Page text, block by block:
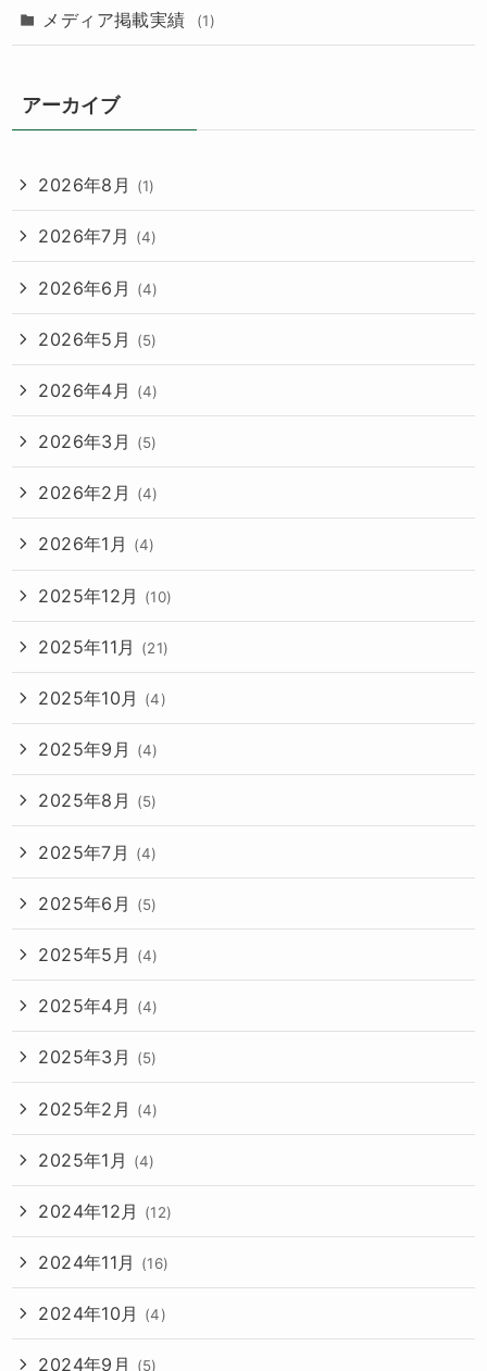
メディア掲載実績 (1)
アーカイブ
2026年8月 (1)
2026年7月 (4)
2026年6月 (4)
2026年5月 (5)
2026年4月 (4)
2026年3月 (5)
2026年2月 (4)
2026年1月 (4)
2025年12月 (10)
2025年11月 (21)
2025年10月 (4)
2025年9月 (4)
2025年8月 (5)
2025年7月 (4)
2025年6月 (5)
2025年5月 (4)
2025年4月 (4)
2025年3月 (5)
2025年2月 (4)
2025年1月 (4)
2024年12月 (12)
2024年11月 (16)
2024年10月 (4)
2024年9月 (5)